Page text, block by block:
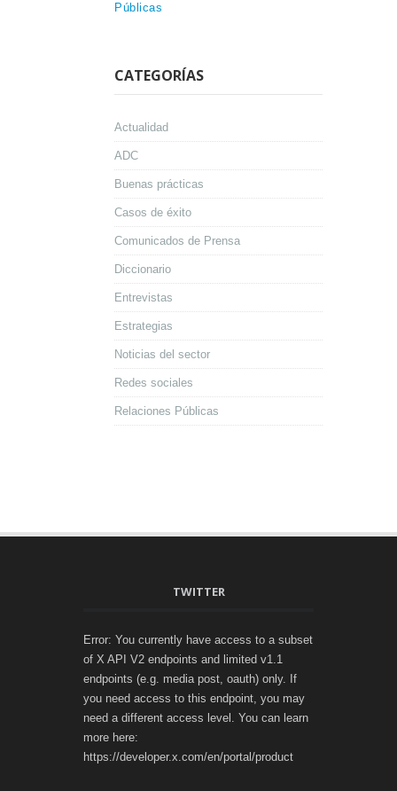
Públicas
CATEGORÍAS
Actualidad
ADC
Buenas prácticas
Casos de éxito
Comunicados de Prensa
Diccionario
Entrevistas
Estrategias
Noticias del sector
Redes sociales
Relaciones Públicas
TWITTER
Error: You currently have access to a subset
of X API V2 endpoints and limited v1.1
endpoints (e.g. media post, oauth) only. If
you need access to this endpoint, you may
need a different access level. You can learn
more here:
https://developer.x.com/en/portal/product